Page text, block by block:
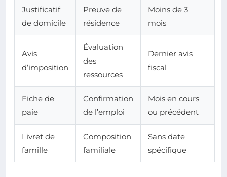
Justificatif
de domicile
Preuve de
résidence
Moins de 3
mois
Avis
d’imposition
Évaluation
des
ressources
Dernier avis
fiscal
Fiche de
paie
Confirmation
de l’emploi
Mois en cours
ou précédent
Livret de
famille
Composition
familiale
Sans date
spécifique